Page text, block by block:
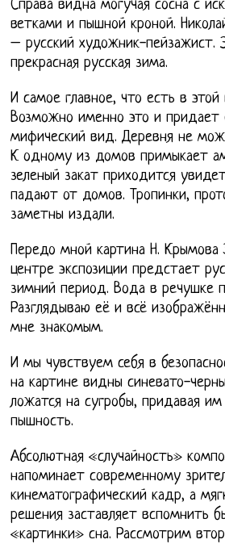
Справа видна могучая сосна с
ветками и пышной кроной.
– русский художник-пейзажист.
прекрасная русская зима.
И самое главное, что есть в
Возможно именно это и придает
мифический вид. Деревня не
К одному из домов примыкает
зеленый закат приходится
падают от домов. Тропинки,
заметны издали.
Передо мной картина Н. Крымова
центре экспозиции предстает
зимний период. Вода в речушке
Разглядываю её и всё
мне знакомым.
И мы чувствуем себя в
на картине видны синевато-
ложатся на сугробы, придавая им
пышность.
Абсолютная «случайность»
напоминает современному
кинематографический кадр, а
решения заставляет вспомнить
«картинки» сна. Рассмотрим